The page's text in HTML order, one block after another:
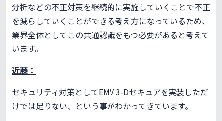
分析などの不正対策を継続的に実施していくことで不正
を減らしていくことができる考え方になっているため、
業界全体としてこの共通認識をもつ必要があると考えて
います。
近藤：
セキュリティ対策としてEMV 3-Dセキュアを実装しただ
けでは足りない、という事がわかってきています。